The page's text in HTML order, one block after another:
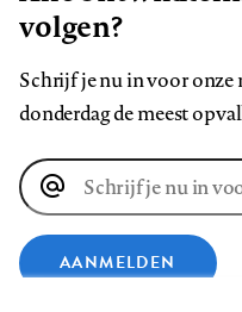
volgen?
Schrijf je nu in voor onze
donderdag de meest
E-
mailadres
AANMELDEN